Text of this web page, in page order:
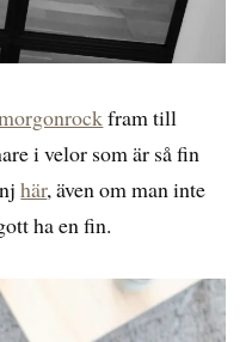
fram till
i velor som är så fin
här, även om man inte
ha en fin.